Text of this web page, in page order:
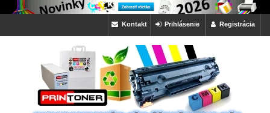
Registrácia
Prihlásenie
Kontakt